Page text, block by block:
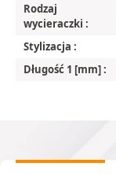
Rodzaj
wycieraczki :
Stylizacja :
Długość 1 [mm] :